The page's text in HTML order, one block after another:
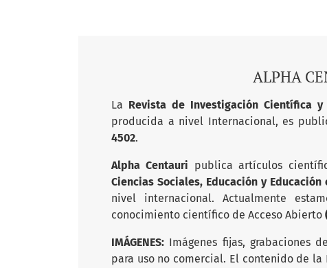
ALPHA
La Revista de Investigación Científica y
producida a nivel Internacional, es
4502.
Alpha Centauri publica artículos
Ciencias Sociales, Educación y
nivel internacional. Actualmente
conocimiento científico de Acceso Abierto
IMÁGENES: Imágenes fijas, grabaciones
para uso no comercial. El contenido de la